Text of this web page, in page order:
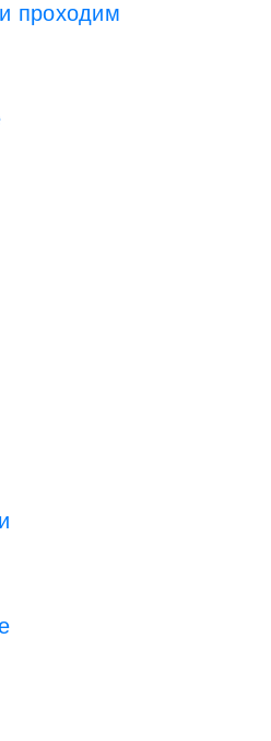
проходим